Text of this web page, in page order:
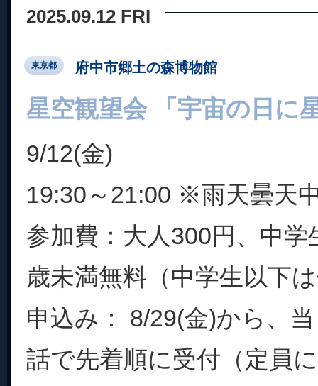
2025.09.12 FRI
東京都 府中市郷土の森博物館
星空観望会 「宇宙の日に
9/12(金)
19:30～21:00 ※雨天曇天
参加費：大人300円、中
歳未満無料（中学生以下
申込み： 8/29(金)から、
話で先着順に受付（定員